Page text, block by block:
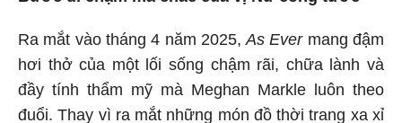
Ra mắt vào tháng 4 năm 2025, As Evermang đậm
hơi thở của một lối sống chậm rãi, chữa lành và
đầy tính thẩm mỹ mà Meghan Markle luôn theo
đuổi. Thay vì ra mắt những món đồ thời trang xa xỉ